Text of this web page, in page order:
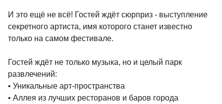
И это ещё не всё! Гостей ждёт сюрприз - выступление
секретного артиста, имя которого станет известно
только на самом фестивале.
Гостей ждёт не только музыка, но и целый парк
развлечений:
• Уникальные арт-пространства
• Аллея из лучших ресторанов и баров города